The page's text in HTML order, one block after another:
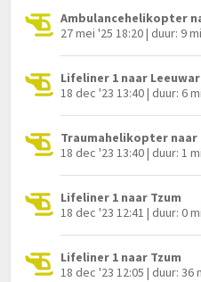
Ambulancehelikopter
27 mei '25 18:20 | duur: 9
Lifeliner 1 naar
18 dec '23 13:40 | duur: 6
Traumahelikopter naar
18 dec '23 13:40 | duur: 1
Lifeliner 1 naar Tzum
18 dec '23 12:41 | duur: 0
Lifeliner 1 naar Tzum
18 dec '23 12:05 | duur: 36